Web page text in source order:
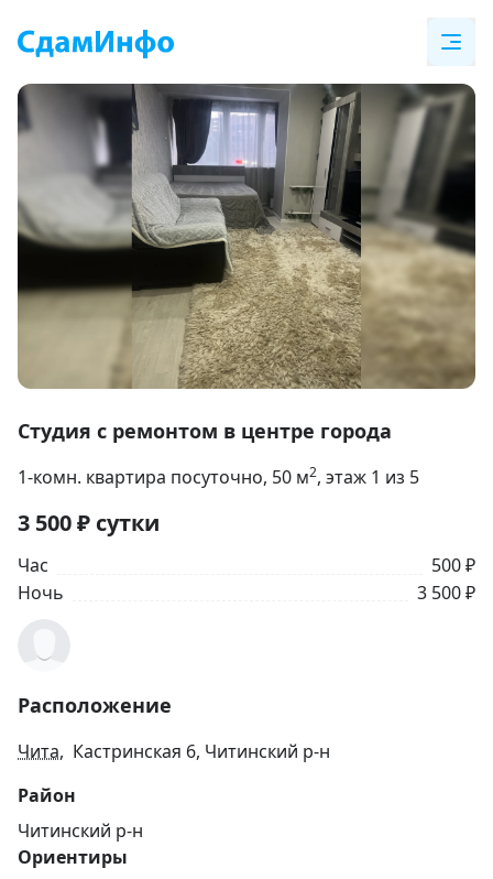
1
8
Студия с ремонтом в центре города
1-комн. квартира посуточно, 50 м2, этаж 1 из 5
3 500₽ сутки
Час
500 ₽
Ночь
3 500 ₽
Расположение
Чита, Кастринская 6, Читинский р-н
Район
Читинский р-н
Ориентиры